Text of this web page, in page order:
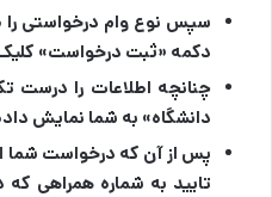
سپس نوع وام درخواستی
دکمه «ثبت درخواست»
چنانچه اطلاعات را درست
دانشگاه» به شما نمایش
پس از آن که درخواست شما
تایید به شماره همراهی که